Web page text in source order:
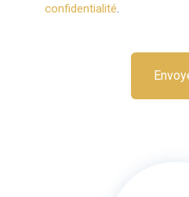
confidentialité.